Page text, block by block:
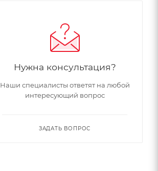
Нужна консультация?
Наши специалисты ответят на любой
интересующий вопрос
ЗАДАТЬ ВОПРОС